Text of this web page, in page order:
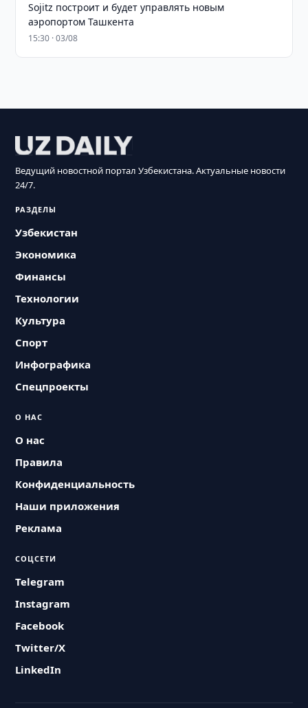
Sojitz построит и будет управлять новым
аэропортом Ташкента
15:30 · 03/08
Ведущий новостной портал Узбекистана. Актуальные новости
24/7.
РАЗДЕЛЫ
Узбекистан
Экономика
Финансы
Технологии
Культура
Спорт
Инфографика
Спецпроекты
О НАС
О нас
Правила
Конфиденциальность
Наши приложения
Реклама
СОЦСЕТИ
Telegram
Instagram
Facebook
Twitter/X
LinkedIn